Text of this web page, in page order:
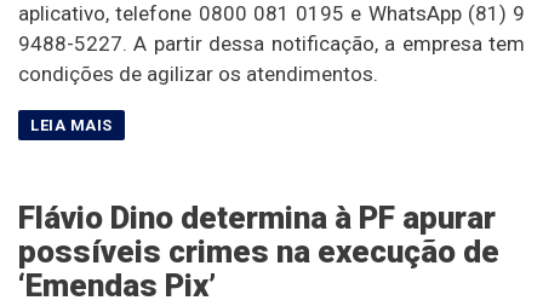
aplicativo, telefone 0800 081 0195 e WhatsApp (81) 9
9488-5227. A partir dessa notificação, a empresa tem
condições de agilizar os atendimentos.
Flávio Dino determina à PF apurar
possíveis crimes na execução de
‘Emendas Pix’